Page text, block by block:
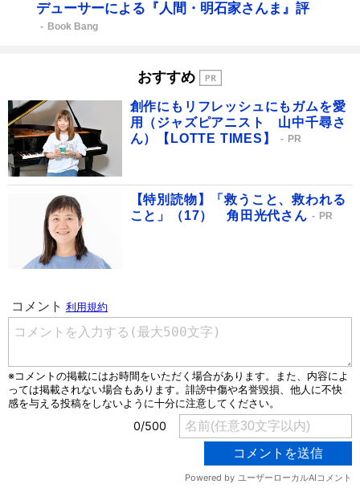
デューサーによる『人間・明石家さんま』評
Book Bang
おすすめ
創作にもリフレッシュにもガムを愛
用（ジャズピアニスト 山中千尋さ
ん）【LOTTE TIMES】
PR
【特別読物】「救うこと、救われる
こと」（17） 角田光代さん
PR